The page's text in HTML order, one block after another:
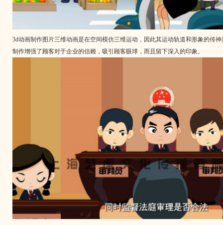
3d动画制作图片三维动画是在空间模仿三维运动，因此其运动轨道和形象的传
制作增强了顾客对于企业的信赖，吸引顾客眼球，而且留下深入的印象。